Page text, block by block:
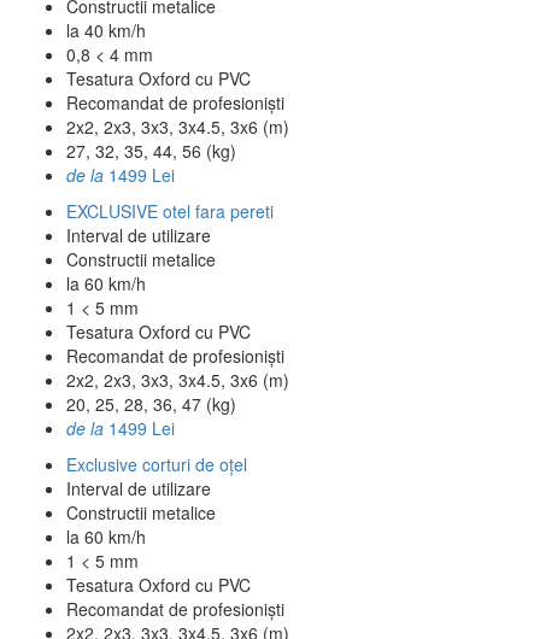
Constructii metalice
la 40 km/h
0,8 < 4 mm
Tesatura Oxford cu PVC
Recomandat de profesioniști
2x2, 2x3, 3x3, 3x4.5, 3x6 (m)
27, 32, 35, 44, 56 (kg)
de la 1499 Lei
EXCLUSIVE otel fara pereti
Interval de utilizare
Constructii metalice
la 60 km/h
1 < 5 mm
Tesatura Oxford cu PVC
Recomandat de profesioniști
2x2, 2x3, 3x3, 3x4.5, 3x6 (m)
20, 25, 28, 36, 47 (kg)
de la 1499 Lei
Exclusive corturi de oțel
Interval de utilizare
Constructii metalice
la 60 km/h
1 < 5 mm
Tesatura Oxford cu PVC
Recomandat de profesioniști
2x2, 2x3, 3x3, 3x4.5, 3x6 (m)